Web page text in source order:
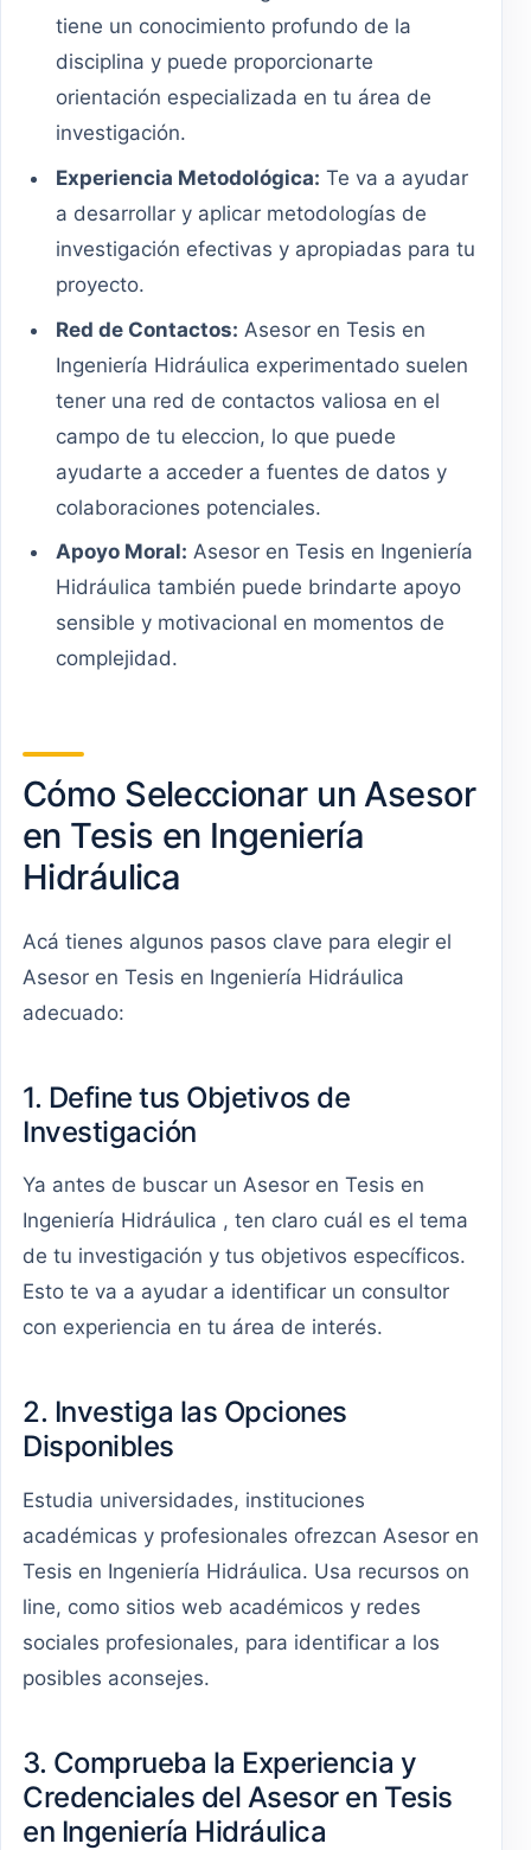
tiene un conocimiento profundo de la
disciplina y puede proporcionarte
orientación especializada en tu área de
investigación.
Experiencia Metodológica: Te va a ayudar
a desarrollar y aplicar metodologías de
investigación efectivas y apropiadas para tu
proyecto.
Red de Contactos: Asesor en Tesis en
Ingeniería Hidráulica experimentado suelen
tener una red de contactos valiosa en el
campo de tu eleccion, lo que puede
ayudarte a acceder a fuentes de datos y
colaboraciones potenciales.
Apoyo Moral: Asesor en Tesis en Ingeniería
Hidráulica también puede brindarte apoyo
sensible y motivacional en momentos de
complejidad.
Cómo Seleccionar un Asesor
en Tesis en Ingeniería
Hidráulica
Acá tienes algunos pasos clave para elegir el
Asesor en Tesis en Ingeniería Hidráulica
adecuado:
1. Define tus Objetivos de
Investigación
Ya antes de buscar un Asesor en Tesis en
Ingeniería Hidráulica , ten claro cuál es el tema
de tu investigación y tus objetivos específicos.
Esto te va a ayudar a identificar un consultor
con experiencia en tu área de interés.
2. Investiga las Opciones
Disponibles
Estudia universidades, instituciones
académicas y profesionales ofrezcan Asesor en
Tesis en Ingeniería Hidráulica. Usa recursos on
line, como sitios web académicos y redes
sociales profesionales, para identificar a los
posibles aconsejes.
3. Comprueba la Experiencia y
Credenciales del Asesor en Tesis
en Ingeniería Hidráulica